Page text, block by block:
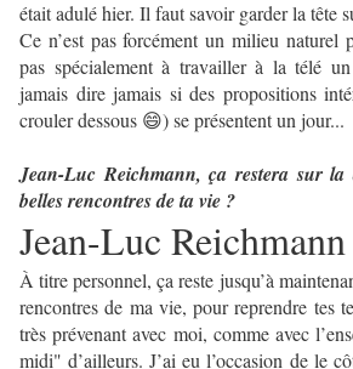
était adulé hier. Il faut savoir garder la tête
Ce n’est pas forcément un milieu naturel
pas spécialement à travailler à la télé
jamais dire jamais si des propositions
crouler dessous 😄) se présentent un jour...
Jean-Luc Reichmann, ça restera sur la
belles rencontres de ta vie ?
Jean-Luc Reichmann
À titre personnel, ça reste jusqu’à
rencontres de ma vie, pour reprendre tes
très prévenant avec moi, comme avec
midi" d’ailleurs. J’ai eu l’occasion de le